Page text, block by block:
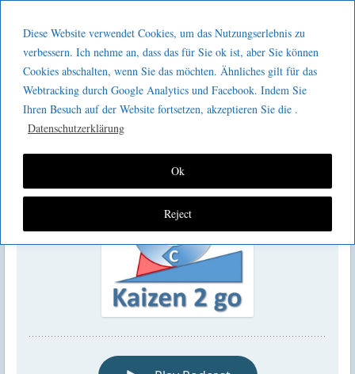
Diese Website verwendet Cookies, um das Nutzungserlebnis zu
verbessern. Ich nehme an, dass das für Sie ok ist, aber Sie können
Cookies abschalten, wenn Sie das möchten. Ähnliches gilt für das
Webtracking durch Google Analytics und Facebook. Indem Sie
Ihren Besuch auf der Website fortsetzen, akzeptieren Sie die .
Datenschutzerklärung
Reject
Ok
GeeMco :
Götz Müller
Consulting
Kaizen 2 go 156 : Lean Pharma